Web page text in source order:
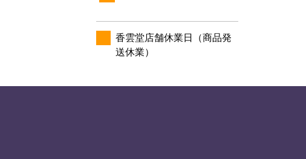
香雲堂店舗休業日（商品発
送休業）